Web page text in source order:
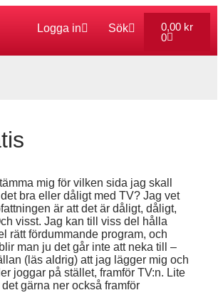
Logga in Sök 0,00 kr
0
mig för vilken sida jag skall
bra eller dåligt med TV? Jag vet
är att det är dåligt, dåligt,
visst. Jag kan till viss del hålla
rätt fördummande program, och
man ju det går inte att neka till –
(läs aldrig) att jag lägger mig och
joggar på stället, framför TV:n. Lite
gärna ner också framför